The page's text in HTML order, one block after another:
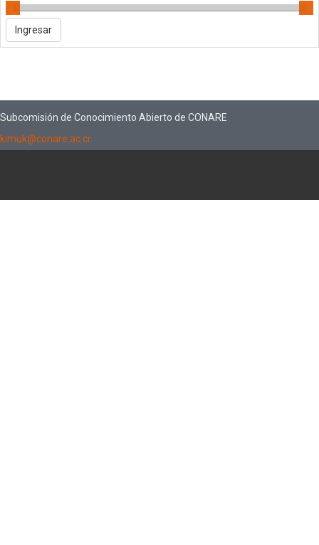
Subcomisión de Conocimiento Abierto de CONARE
kimuk@conare.ac.cr